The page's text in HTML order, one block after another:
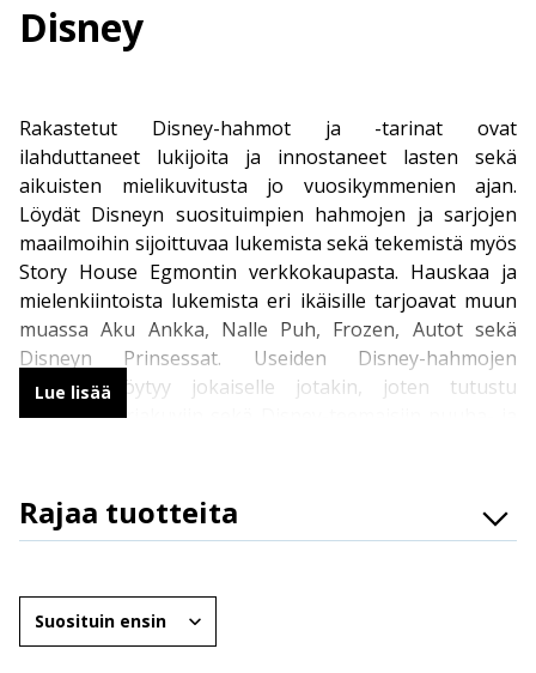
Disney
Rakastetut Disney-hahmot ja -tarinat ovat
ilahduttaneet lukijoita ja innostaneet lasten sekä
aikuisten mielikuvitusta jo vuosikymmenien ajan.
Löydät Disneyn suosituimpien hahmojen ja sarjojen
maailmoihin sijoittuvaa lukemista sekä tekemistä myös
Story House Egmontin verkkokaupasta. Hauskaa ja
mielenkiintoista lukemista eri ikäisille tarjoavat muun
muassa Aku Ankka, Nalle Puh, Frozen, Autot sekä
Disneyn Prinsessat. Useiden Disney-hahmojen
joukosta löytyy jokaiselle jotakin, joten tutustu
kirjoihin, sarjakuviin sekä Disney-teemaisiin puuha- ja
Walt Disney
tuli jo elinaikanaan tunnetuksi hänen nimeään
kantavan Disney-yhtiön animaatioista ja
sarjakuvahahmoista. Hänen vuonna 1923
Lue lisää
Rajaa tuotteita
Osasto
Ikäryhmät
Järjestä